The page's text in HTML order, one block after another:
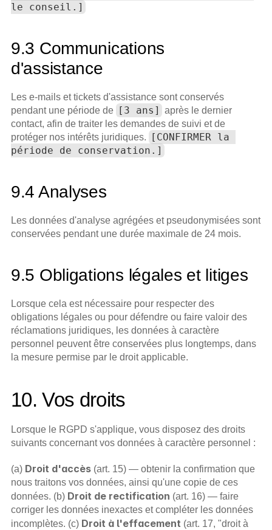
le conseil.]
9.3 Communications
d'assistance
Les e-mails et tickets d'assistance sont conservés
pendant une période de [3 ans]
après le dernier
contact, afin de traiter les demandes de suivi et de
protéger nos intérêts juridiques.
[CONFIRMER la
période de conservation.]
9.4 Analyses
Les données d'analyse agrégées et pseudonymisées sont
conservées pendant une durée maximale de 24 mois.
9.5 Obligations légales et litiges
Lorsque cela est nécessaire pour respecter des
obligations légales ou pour défendre ou faire valoir des
réclamations juridiques, les données à caractère
personnel peuvent être conservées plus longtemps, dans
la mesure permise par le droit applicable.
10. Vos droits
Lorsque le RGPD s'applique, vous disposez des droits
suivants concernant vos données à caractère personnel :
(a) Droit d'accès (art. 15) — obtenir la confirmation que
nous traitons vos données, ainsi qu'une copie de ces
données. (b) Droit de rectification (art. 16) — faire
corriger les données inexactes et compléter les données
incomplètes. (c) Droit à l'effacement (art. 17, "droit à